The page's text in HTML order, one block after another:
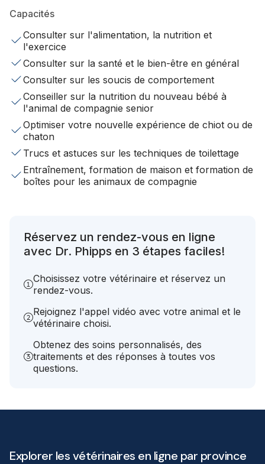
Capacités
Consulter sur l'alimentation, la nutrition et
l'exercice
Consulter sur la santé et le bien-être en général
Consulter sur les soucis de comportement
Conseiller sur la nutrition du nouveau bébé à
l'animal de compagnie senior
Optimiser votre nouvelle expérience de chiot ou de
chaton
Trucs et astuces sur les techniques de toilettage
Entraînement, formation de maison et formation de
boîtes pour les animaux de compagnie
Réservez un rendez-vous en ligne
avec Dr. Phipps en 3 étapes faciles!
Choisissez votre vétérinaire et réservez un
rendez-vous.
Rejoignez l'appel vidéo avec votre animal et le
vétérinaire choisi.
Obtenez des soins personnalisés, des
traitements et des réponses à toutes vos
questions.
Explorer les vétérinaires en ligne par province